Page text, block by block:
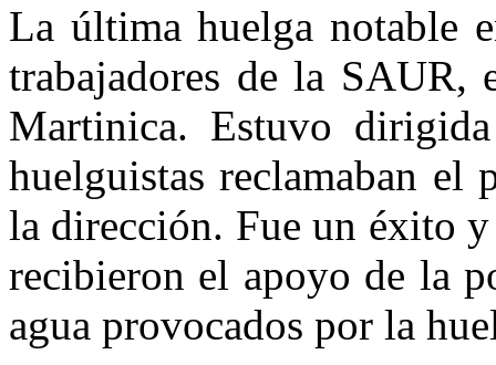
La última huelga notable
trabajadores de la SAUR,
Martinica. Estuvo
huelguistas reclamaban el
la dirección. Fue un éxito y
recibieron el apoyo de la
agua provocados por la